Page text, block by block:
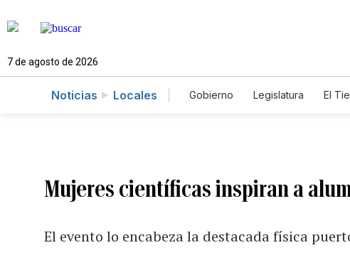
7 de agosto de 2026
Noticias Locales Gobierno Legislatura El
Mujeres científicas inspiran a
El evento lo encabeza la destacada física